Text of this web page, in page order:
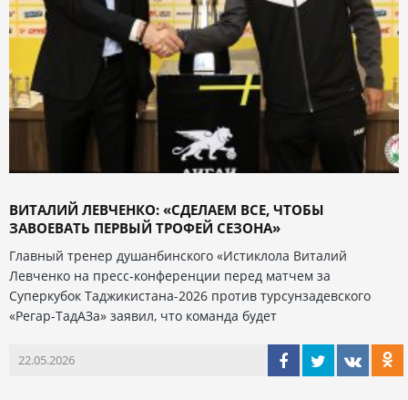
ВИТАЛИЙ ЛЕВЧЕНКО: «СДЕЛАЕМ ВСЕ, ЧТОБЫ
ЗАВОЕВАТЬ ПЕРВЫЙ ТРОФЕЙ СЕЗОНА»
Главный тренер душанбинского «Истиклола Виталий
Левченко на пресс-конференции перед матчем за
Суперкубок Таджикистана-2026 против турсунзадевского
«Регар-ТадАЗа» заявил, что команда будет
22.05.2026